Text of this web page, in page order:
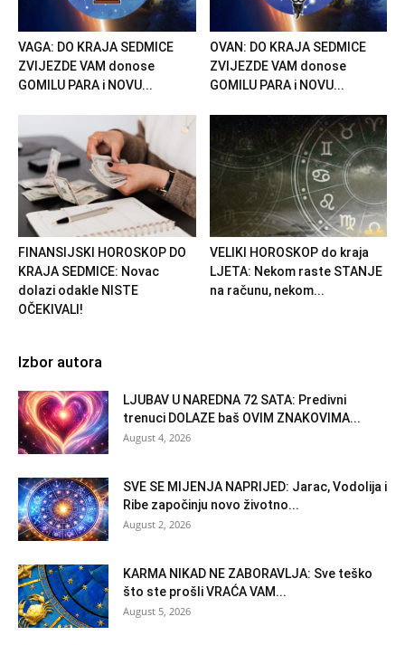
VAGA: DO KRAJA SEDMICE
ZVIJEZDE VAM donose
GOMILU PARA i NOVU...
OVAN: DO KRAJA SEDMICE
ZVIJEZDE VAM donose
GOMILU PARA i NOVU...
FINANSIJSKI HOROSKOP DO
KRAJA SEDMICE: Novac
dolazi odakle NISTE
OČEKIVALI!
VELIKI HOROSKOP do kraja
LJETA: Nekom raste STANJE
na računu, nekom...
Izbor autora
LJUBAV U NAREDNA 72 SATA: Predivni
trenuci DOLAZE baš OVIM ZNAKOVIMA...
August 4, 2026
SVE SE MIJENJA NAPRIJED: Jarac, Vodolija i
Ribe započinju novo životno...
August 2, 2026
KARMA NIKAD NE ZABORAVLJA: Sve teško
što ste prošli VRAĆA VAM...
August 5, 2026